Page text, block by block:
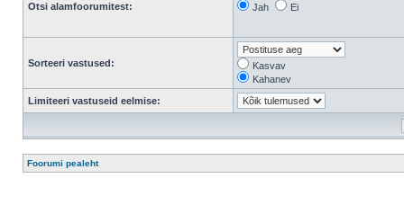
Otsi alamfoorumitest: Jah Ei
Sorteeri vastused:
Kasvav
Kahanev
Limiteeri vastuseid eelmise:
Foorumi pealeht